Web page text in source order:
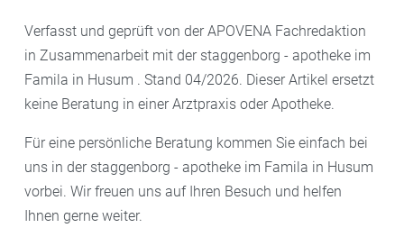
Verfasst und geprüft von der APOVENA Fachredaktion
in Zusammenarbeit mit der staggenborg - apotheke im
Famila in Husum . Stand 04/2026. Dieser Artikel ersetzt
keine Beratung in einer Arztpraxis oder Apotheke.
Für eine persönliche Beratung kommen Sie einfach bei
uns in der staggenborg - apotheke im Famila in Husum
vorbei. Wir freuen uns auf Ihren Besuch und helfen
Ihnen gerne weiter.